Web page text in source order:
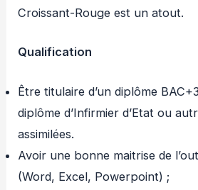
Croissant-Rouge est un atout.
Qualification
Être titulaire d’un diplôme
diplôme d’Infirmier d’Etat ou
assimilées.
Avoir une bonne maitrise de
(Word, Excel, Powerpoint) ;